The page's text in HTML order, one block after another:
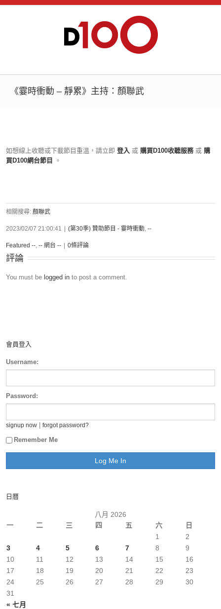
《霎時衝動 – 靜累》主持：顏聯武
如想線上收聽或下載節目重溫，請立即 登入 或 購買D100收聽服務 或 購
買D100網台節目
。
相關搜尋: 顏聯武
2023/02/07 21:00:41 (第30季) 贊助節目 - 霎時衝動, --
Featured --, -- 網台 -- 0條評論
評論
You must be logged in to post a comment.
會員登入
Username:
Password:
signup now forgot password?
Remember Me
日曆
八月 2026
一
二 三 四 五 六 日
« 七月
1
2
3
4 5 6 7 8
9
10
11 12 13 14 15
16
17
18 19 20 21 22
23
24
25 26 27 28 29
30
31